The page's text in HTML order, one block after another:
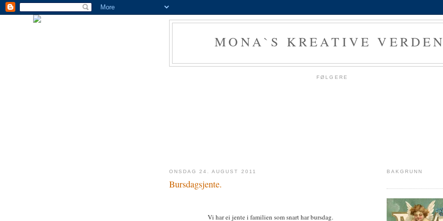
MONA`S KREATIVE
FØLGERE
ONSDAG 24. AUGUST 2011
Bursdagsjente.
Vi har ei jente i familien som snart har bursdag.
BAKGRUNN